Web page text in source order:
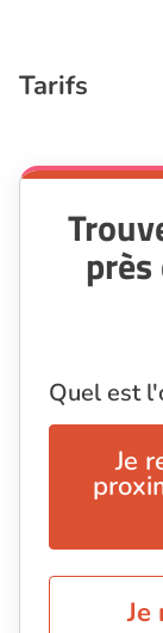
Tarifs
Quel est
Je
Je